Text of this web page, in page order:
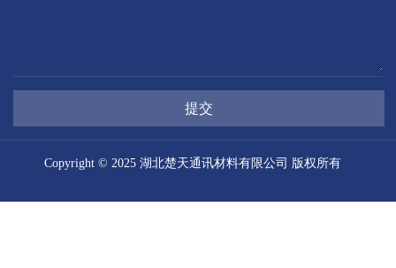
提交
Copyright © 2025 湖北楚天通讯材料有限公司 版权所有